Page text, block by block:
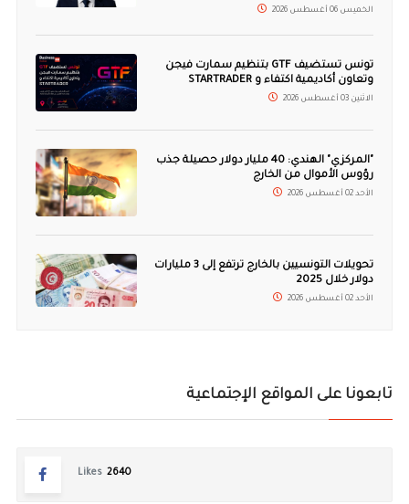
الخميس 06 أغسطس 2026
تونس تستضيف GTF بتنظيم سمارت فيجن
وتعاون أكاديمية اكتفاء و STARTRADER
الاثنين 03 أغسطس 2026
"المركزي" الهندي: 40 مليار دولار حصيلة جذب
رؤوس الأموال من الخارج
الأحد 02 أغسطس 2026
تحويلات التونسيين بالخارج ترتفع إلى 3 مليارات
دولار خلال 2025
الأحد 02 أغسطس 2026
تابعونا على المواقع الإجتماعية
Likes 2640